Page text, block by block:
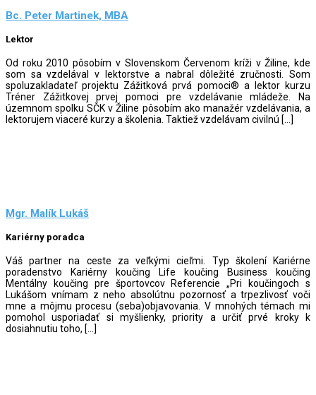
Bc. Peter Martinek, MBA
Lektor
Od roku 2010 pôsobím v Slovenskom Červenom kríži v Žiline, kde
som sa vzdelával v lektorstve a nabral dôležité zručnosti. Som
spoluzakladateľ projektu Zážitková prvá pomoci® a lektor kurzu
Tréner Zážitkovej prvej pomoci pre vzdelávanie mládeže. Na
územnom spolku SČK v Žiline pôsobím ako manažér vzdelávania, a
lektorujem viaceré kurzy a školenia. Taktiež vzdelávam civilnú […]
Mgr. Malík Lukáš
Kariérny poradca
Váš partner na ceste za veľkými cieľmi. Typ školení Kariérne
poradenstvo Kariérny koučing Life koučing Business koučing
Mentálny koučing pre športovcov Referencie „Pri koučingoch s
Lukášom vnímam z neho absolútnu pozornosť a trpezlivosť voči
mne a môjmu procesu (seba)objavovania. V mnohých témach mi
pomohol usporiadať si myšlienky, priority a určiť prvé kroky k
dosiahnutiu toho, […]